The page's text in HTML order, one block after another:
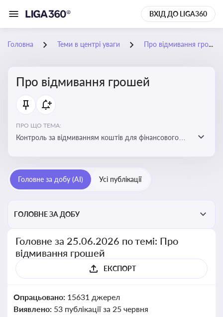
ВХІД ДО LIGA360
Головна Теми в центрі уваги Про відмивання грошей
Про відмивання грошей
ПРО ЩО ТЕМА:
Контроль за відмиванням коштів для фінансового
сплати податків. Вбудовування AML у договори та
Головне за добу (AI) Усі публікації
ГОЛОВНЕ ЗА ДОБУ
Головне за 25.06.2026 по темі: Про
відмивання грошей
ЕКСПОРТ
Опрацьовано: 15631 джерел
Виявлено: 53 публікації за 25 червня